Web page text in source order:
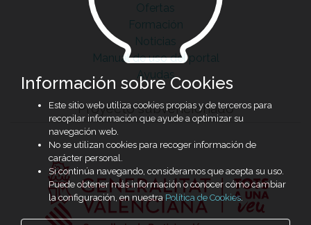
Ofertas
Formación
Noticias
Manual de uso del portal
Ayudas
Proyecto subvencionado
Información sobre Cookies
Este sitio web utiliza cookies propias y de terceros para
recopilar información que ayude a optimizar su
navegación web.
No se utilizan cookies para recoger información de
carácter personal.
Si continúa navegando, consideramos que acepta su uso.
Puede obtener más información o conocer cómo cambiar
la configuración, en nuestra Política de Cookies.